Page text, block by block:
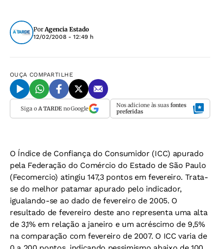
PorAgencia Estado
12/02/2008 - 12:49 h
OUÇA COMPARTILHE
Siga o A TARDEno Google Nos adicione às suas fontes
preferidas
O Índice de Confiança do Consumidor (ICC) apurado
pela Federação do Comércio do Estado de São Paulo
(Fecomercio) atingiu 147,3 pontos em fevereiro. Trata-
se do melhor patamar apurado pelo indicador,
igualando-se ao dado de fevereiro de 2005. O
resultado de fevereiro deste ano representa uma alta
de 3,1% em relação a janeiro e um acréscimo de 9,5%
na comparação com fevereiro de 2007. O ICC varia de